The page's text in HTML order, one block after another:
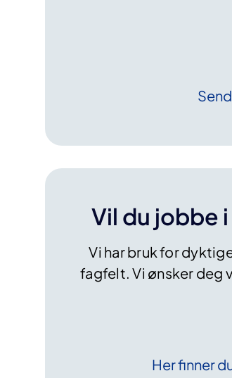
Vil du jobbe
Vi har bruk for
fagfelt. Vi ønsker deg
Her finner